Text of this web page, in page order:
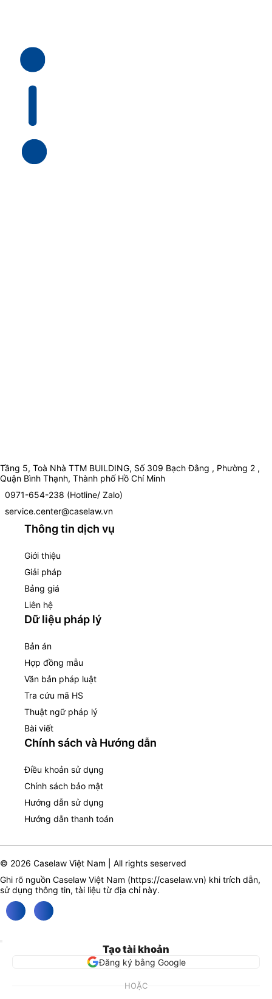
Tầng 5, Toà Nhà TTM BUILDING, Số 309 Bạch Đằng , Phường 2 ,
Quận Bình Thạnh, Thành phố Hồ Chí Minh
0971-654-238 (Hotline/ Zalo)
service.center@caselaw.vn
Thông tin dịch vụ
Giới thiệu
Giải pháp
Bảng giá
Liên hệ
Dữ liệu pháp lý
Bản án
Hợp đồng mẫu
Văn bản pháp luật
Tra cứu mã HS
Thuật ngữ pháp lý
Bài viết
Chính sách và Hướng dẫn
Điều khoản sử dụng
Chính sách bảo mật
Hướng dẫn sử dụng
Hướng dẫn thanh toán
© 2026 Caselaw Việt Nam | All rights seserved
Ghi rõ nguồn Caselaw Việt Nam (https://caselaw.vn) khi trích dẫn,
sử dụng thông tin, tài liệu từ địa chỉ này.
Tạo tài khoản
Đăng ký bằng Google
HOẶC